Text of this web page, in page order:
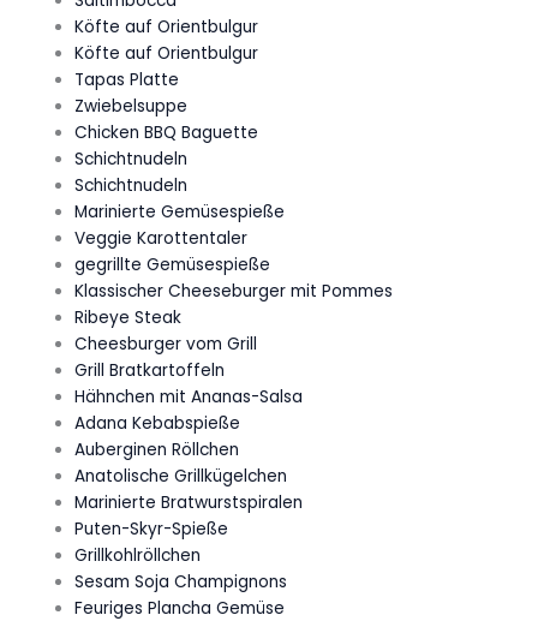
Köfte auf Orientbulgur
Köfte auf Orientbulgur
Tapas Platte
Zwiebelsuppe
Chicken BBQ Baguette
Schichtnudeln
Schichtnudeln
Marinierte Gemüsespieße
Veggie Karottentaler
gegrillte Gemüsespieße
Klassischer Cheeseburger mit Pommes
Ribeye Steak
Cheesburger vom Grill
Grill Bratkartoffeln
Hähnchen mit Ananas-Salsa
Adana Kebabspieße
Auberginen Röllchen
Anatolische Grillkügelchen
Marinierte Bratwurstspiralen
Puten-Skyr-Spieße
Grillkohlröllchen
Sesam Soja Champignons
Feuriges Plancha Gemüse